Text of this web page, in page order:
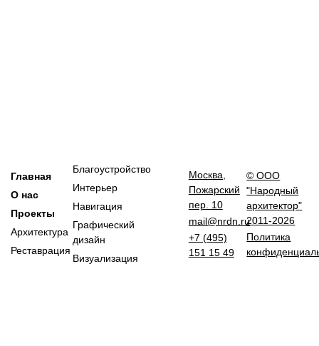
Главная
О нас
Проекты
Архитектура
Реставрация
Благоустройство
Интерьер
Навигация
Графический
дизайн
Визуализация
Москва,
Пожарский
пер. 10
mail@nrdn.ru
+7 (495)
151 15 49
© ООО
"Народный
архитектор"
2011-2026
Политика